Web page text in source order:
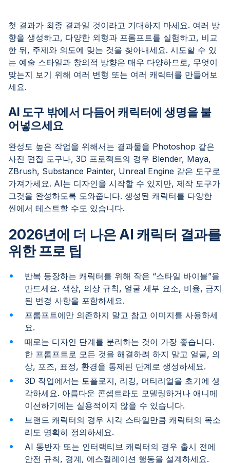
첫 결과가 최종 결과일 것이라고 기대하지 마세요. 여러 방
향을 생성하고, 다양한 외형과 프롬프트를 실험하고, 비교
한 뒤, 주제와 의도에 맞는 것을 찾아내세요. 시도할 수 있
는 예술 스타일과 창의적 방향은 매우 다양하므로, 무엇이
맞는지 보기 위해 여러 변형 또는 여러 캐릭터를 만들어보
세요.
AI 도구 밖에서 다듬어 캐릭터에 생명을 불
어넣으세요
완성도 높은 작업을 위해서는 결과물을 Photoshop 같은
사진 편집 도구나, 3D 프로젝트의 경우 Blender, Maya,
ZBrush, Substance Painter, Unreal Engine 같은 도구로
가져가세요. AI는 디자인을 시작할 수 있지만, 제작 도구가
그것을 완성하도록 도와줍니다. 생성된 캐릭터를 다양한
씬에서 테스트할 수도 있습니다.
2026년에 더 나은 AI 캐릭터 결과를
위한 프로 팁
반복 등장하는 캐릭터를 위해 작은 “스타일 바이블”을
만드세요. 색상, 의상 규칙, 얼굴 세부 요소, 비율, 금지
된 변경 사항을 포함하세요.
프롬프트에만 의존하지 말고 참고 이미지를 사용하세
요.
때로는 디자인 단계를 분리하는 것이 가장 좋습니다.
한 프롬프트로 모든 것을 해결하려 하지 말고 얼굴, 의
상, 포즈, 표정, 환경을 통제된 단계로 생성하세요.
3D 작업에서는 토폴로지, 리깅, 머티리얼을 초기에 생
각하세요. 아름다운 콘셉트라도 모델링하거나 애니메
이션하기에는 실용적이지 않을 수 있습니다.
브랜드 캐릭터의 경우 시각 스타일만큼 캐릭터의 목소
리도 명확히 정의하세요.
AI 동반자 또는 인터랙티브 캐릭터의 경우 출시 전에
안전 규칙, 경계, 에스컬레이션 행동을 설계하세요.